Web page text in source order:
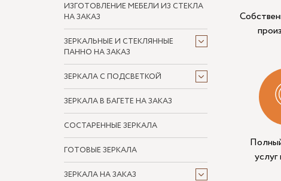
ИЗГОТОВЛЕНИЕ МЕБЕЛИ ИЗ СТЕКЛА
НА ЗАКАЗ
ЗЕРКАЛЬНЫЕ И СТЕКЛЯННЫЕ
ПАННО НА ЗАКАЗ
ЗЕРКАЛА С ПОДСВЕТКОЙ
ЗЕРКАЛА В БАГЕТЕ НА ЗАКАЗ
СОСТАРЕННЫЕ ЗЕРКАЛА
ГОТОВЫЕ ЗЕРКАЛА
ЗЕРКАЛА НА ЗАКАЗ